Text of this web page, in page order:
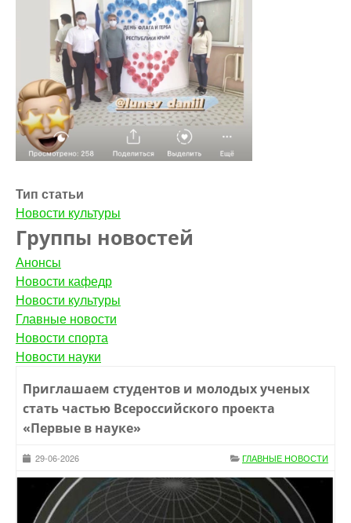
Тип статьи
Новости культуры
Группы новостей
Анонсы
Новости кафедр
Новости культуры
Главные новости
Новости спорта
Новости науки
Приглашаем студентов и молодых ученых
стать частью Всероссийского проекта
«Первые в науке»
29-06-2026 ГЛАВНЫЕ НОВОСТИ